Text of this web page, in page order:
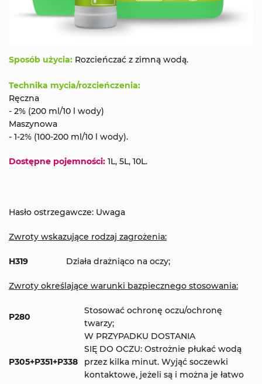
Sposób użycia: Rozcieńczać z zimną wodą.
Technika mycia/rozcieńczenia:
Ręczna
- 2% (200 ml/10 l wody)
Maszynowa
- 1-2% (100-200 ml/10 l wody).
Dostępne pojemności: 1L, 5L, 10L.
Hasło ostrzegawcze: Uwaga
Zwroty wskazujące rodzaj zagrożenia:
H319 Działa drażniąco na oczy;
Zwroty określające warunki bazpiecznego stosowania:
P280
Stosować ochronę oczu/ochronę
twarzy;
P305+P351+P338
W PRZYPADKU DOSTANIA
SIĘ DO OCZU: Ostrożnie płukać wodą
przez kilka minut. Wyjąć soczewki
kontaktowe, jeżeli są i można je łatwo